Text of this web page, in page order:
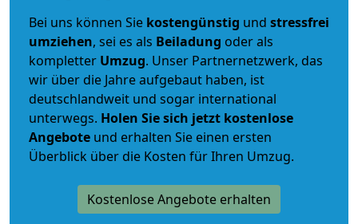
Bei uns können Sie kostengünstig und stressfrei
umziehen, sei es als Beiladung oder als
kompletter Umzug. Unser Partnernetzwerk, das
wir über die Jahre aufgebaut haben, ist
deutschlandweit und sogar international
unterwegs. Holen Sie sich jetzt kostenlose
Angebote und erhalten Sie einen ersten
Überblick über die Kosten für Ihren Umzug.
Kostenlose Angebote erhalten